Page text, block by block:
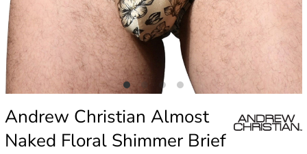
Andrew Christian Almost
Naked Floral Shimmer Brief